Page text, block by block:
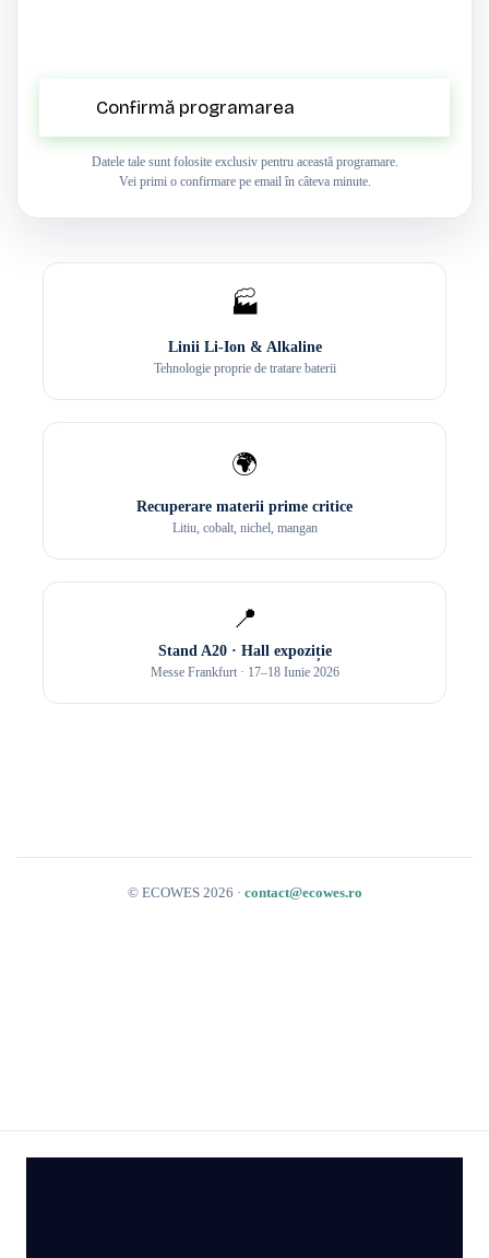
Confirmă programarea
Datele tale sunt folosite exclusiv pentru această programare.
Vei primi o confirmare pe email în câteva minute.
🏭
Linii Li-Ion & Alkaline
Tehnologie proprie de tratare baterii
🌍
Recuperare materii prime critice
Litiu, cobalt, nichel, mangan
📍
Stand A20 · Hall expoziție
Messe Frankfurt · 17–18 Iunie 2026
© ECOWES 2026 · contact@ecowes.ro